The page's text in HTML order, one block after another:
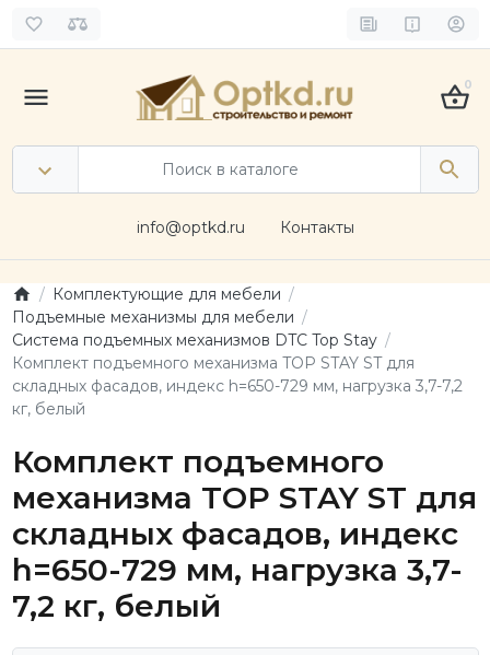
0
info@optkd.ru Контакты
Комплектующие для мебели
Подъемные механизмы для мебели
Система подъемных механизмов DTC Top Stay
Комплект подъемного механизма TOP STAY ST для
складных фасадов, индекс h=650-729 мм, нагрузка 3,7-7,2
кг, белый
Комплект подъемного
механизма TOP STAY ST для
складных фасадов, индекс
h=650-729 мм, нагрузка 3,7-
7,2 кг, белый